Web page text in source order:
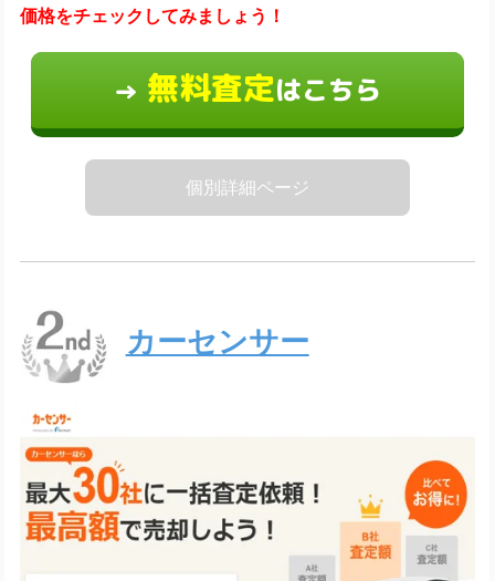
価格をチェックしてみましょう！
→ 無料査定はこちら
個別詳細ページ
カーセンサー